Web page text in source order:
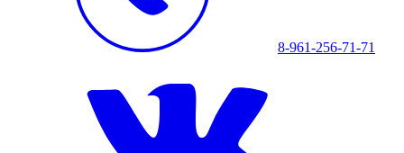
8-961-256-71-71